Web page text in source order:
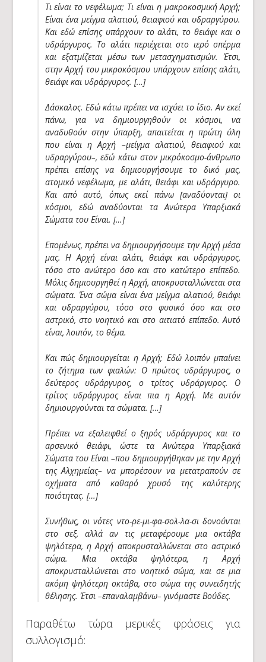
Τι είναι το νεφέλωμα; Τι είναι η μακροκοσμική Αρχή;
Είναι ένα μείγμα αλατιού, θειαφιού και υδραργύρου.
Και εδώ επίσης υπάρχουν το αλάτι, το θειάφι και ο
υδράργυρος. Το αλάτι περιέχεται στο ιερό σπέρμα
και εξατμίζεται μέσω των μετασχηματισμών. Έτσι,
στην Αρχή του μικροκόσμου υπάρχουν επίσης αλάτι,
θειάφι και υδράργυρος. […]
Δάσκαλος. Εδώ κάτω πρέπει να ισχύει το ίδιο. Αν εκεί
πάνω, για να δημιουργηθούν οι κόσμοι, να
αναδυθούν στην ύπαρξη, απαιτείται η πρώτη ύλη
που είναι η Αρχή –μείγμα αλατιού, θειαφιού και
υδραργύρου–, εδώ κάτω στον μικρόκοσμο-άνθρωπο
πρέπει επίσης να δημιουργήσουμε το δικό μας,
ατομικό νεφέλωμα, με αλάτι, θειάφι και υδράργυρο.
Και από αυτό, όπως εκεί πάνω [αναδύονται] οι
κόσμοι, εδώ αναδύονται τα Ανώτερα Υπαρξιακά
Σώματα του Είναι. […]
Επομένως, πρέπει να δημιουργήσουμε την Αρχή μέσα
μας. Η Αρχή είναι αλάτι, θειάφι και υδράργυρος,
τόσο στο ανώτερο όσο και στο κατώτερο επίπεδο.
Μόλις δημιουργηθεί η Αρχή, αποκρυσταλλώνεται στα
σώματα. Ένα σώμα είναι ένα μείγμα αλατιού, θειάφι
και υδραργύρου, τόσο στο φυσικό όσο και στο
αστρικό, στο νοητικό και στο αιτιατό επίπεδο. Αυτό
είναι, λοιπόν, το θέμα.
Και πώς δημιουργείται η Αρχή; Εδώ λοιπόν μπαίνει
το ζήτημα των φιαλών: Ο πρώτος υδράργυρος, ο
δεύτερος υδράργυρος, ο τρίτος υδράργυρος. Ο
τρίτος υδράργυρος είναι πια η Αρχή. Με αυτόν
δημιουργούνται τα σώματα. […]
Πρέπει να εξαλειφθεί ο ξηρός υδράργυρος και το
αρσενικό θειάφι, ώστε τα Ανώτερα Υπαρξιακά
Σώματα του Είναι –που δημιουργήθηκαν με την Αρχή
της Αλχημείας– να μπορέσουν να μετατραπούν σε
οχήματα από καθαρό χρυσό της καλύτερης
ποιότητας. […]
Συνήθως, οι νότες ντο-ρε-μι-φα-σολ-λα-σι δονούνται
στο σεξ, αλλά αν τις μεταφέρουμε μια οκτάβα
ψηλότερα, η Αρχή αποκρυσταλλώνεται στο αστρικό
σώμα. Μια οκτάβα ψηλότερα, η Αρχή
αποκρυσταλλώνεται στο νοητικό σώμα, και σε μια
ακόμη ψηλότερη οκτάβα, στο σώμα της συνειδητής
θέλησης. Έτσι –επαναλαμβάνω– γινόμαστε Βούδες.
Παραθέτω τώρα μερικές φράσεις για
συλλογισμό: